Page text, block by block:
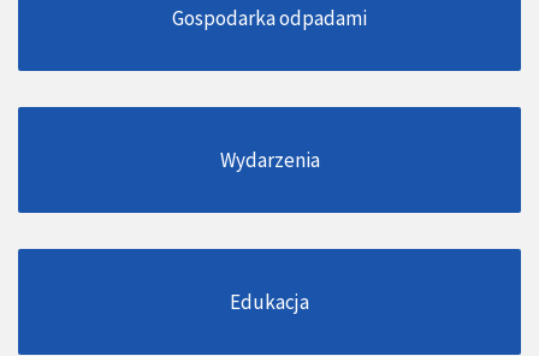
Gospodarka odpadami
Wydarzenia
Edukacja